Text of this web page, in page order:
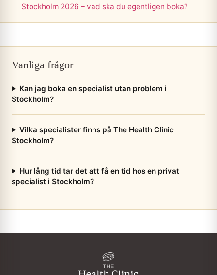
Stockholm 2026 – vad ska du egentligen boka?
Vanliga frågor
Kan jag boka en specialist utan problem i
Stockholm?
Vilka specialister finns på The Health Clinic
Stockholm?
Hur lång tid tar det att få en tid hos en privat
specialist i Stockholm?